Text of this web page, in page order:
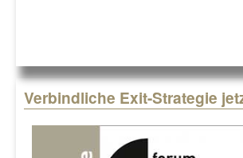
Verbindliche Exit-Strategie